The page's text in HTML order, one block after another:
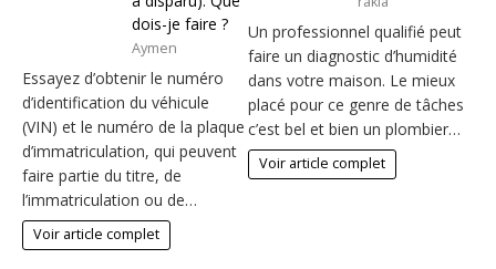
dois-je faire ?
Aymen
Essayez d’obtenir le numéro
d’identification du véhicule
(VIN) et le numéro de la plaque
d’immatriculation, qui peuvent
faire partie du titre, de
l’immatriculation ou de…
Voir article complet
Un professionnel qualifié peut
faire un diagnostic d’humidité
dans votre maison. Le mieux
placé pour ce genre de tâches
c’est bel et bien un plombier…
Voir article complet